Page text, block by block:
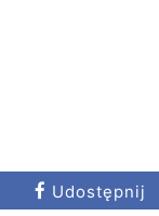
Udostępnij